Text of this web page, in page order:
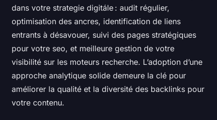
dans votre strategie digitále : audit régulier,
optimisation des ancres, identification de liens
entrants à désavouer, suivi des pages stratégiques
pour votre seo, et meilleure gestion de votre
visibilité sur les moteurs recherche. L’adoption d’une
approche analytique solide demeure la clé pour
améliorer la qualité et la diversité des backlinks pour
votre contenu.